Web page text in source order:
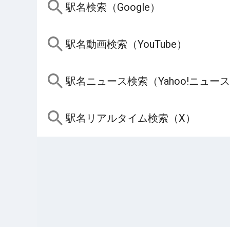
駅名検索（Google）
駅名動画検索（YouTube）
駅名ニュース検索（Yahoo!ニュー
駅名リアルタイム検索（X）